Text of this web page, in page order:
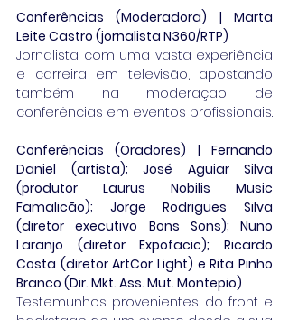
Conferências (Moderadora) | Marta
Leite Castro (jornalista N360/RTP)
Jornalista com uma vasta experiência
e carreira em televisão, apostando
também na moderação de
conferências em eventos profissionais.
Conferências (Oradores) | Fernando
Daniel (artista); José Aguiar Silva
(produtor Laurus Nobilis Music
Famalicão); Jorge Rodrigues Silva
(diretor executivo Bons Sons); Nuno
Laranjo (diretor Expofacic); Ricardo
Costa (diretor ArtCor Light) e Rita Pinho
Branco (Dir. Mkt. Ass. Mut. Montepio)
Testemunhos provenientes do front e